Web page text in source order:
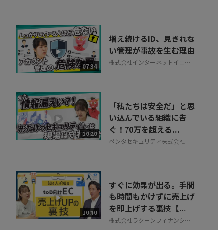
07:34
増え続けるID、見きれな
い管理が事故を生む理由
株式会社インターネットイニシ
10:20
「私たちは安全だ」と思
い込んでいる組織に告
ぐ！70万を超える...
ペンタセキュリティ株式会社
10:40
すぐに効果が出る。手間
も時間もかけずに売上げ
を即上げする裏技【...
株式会社ラクーンフィナンシャ